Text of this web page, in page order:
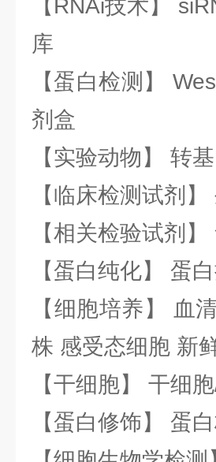
【RNAi技术】
库
【蛋白检测】
剂盒
【实验动物】 转
【临床检测试剂
【相关检验试剂
【蛋白纯化】 蛋
【细胞培养】 血
株 感受态细胞 新
【干细胞】 干细
【蛋白修饰】 蛋